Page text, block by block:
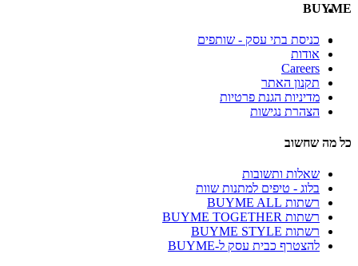
BUYME
כניסת בתי עסק - שותפים
אודות
Careers
תקנון האתר
מדיניות הגנת פרטיות
הצהרת נגישות
כל מה שחשוב
שאלות ותשובות
בלוג - טיפים למתנות שוות
רשתות BUYME ALL
רשתות BUYME TOGETHER
רשתות BUYME STYLE
להצטרף כבית עסק ל-BUYME